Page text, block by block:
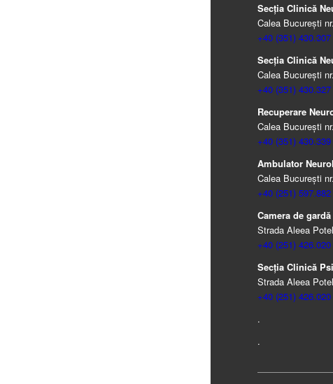
Secția Clinică
Calea București
+40 (351) 430.307
Secția Clinică
Calea București
+40 (351) 430.327
Recuperare
Calea București
+40 (351) 430.339
Ambulator
Calea București
+40 (251) 597.882
Camera de
Strada Aleea
+40 (251) 426.020
Secția Clinică
Strada Aleea
+40 (251) 426.020
.
.